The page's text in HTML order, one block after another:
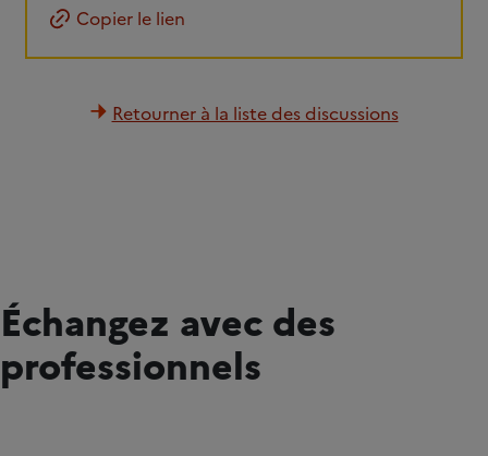
Copier le lien
Retourner à la liste des discussions
Échangez avec des
professionnels